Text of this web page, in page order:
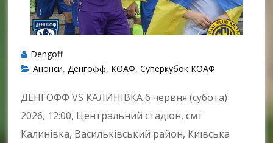
Dengoff
Анонси Денгофф КОАФ ,Суперкубок КОАФ
ДЕНГОФФ VS КАЛИНІВКА 6 червня (субота)
2026, 12:00, Центральний стадіон, смт
Калинівка, Васильківський район, Київська